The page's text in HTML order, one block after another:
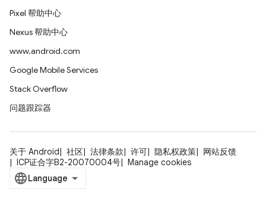
Pixel 帮助中心
Nexus 帮助中心
www.android.com
Google Mobile Services
Stack Overflow
问题跟踪器
关于 Android 社区 法律条款 许可 隐私权政策
网站反馈
ICP证合字B2-20070004号
Manage cookies